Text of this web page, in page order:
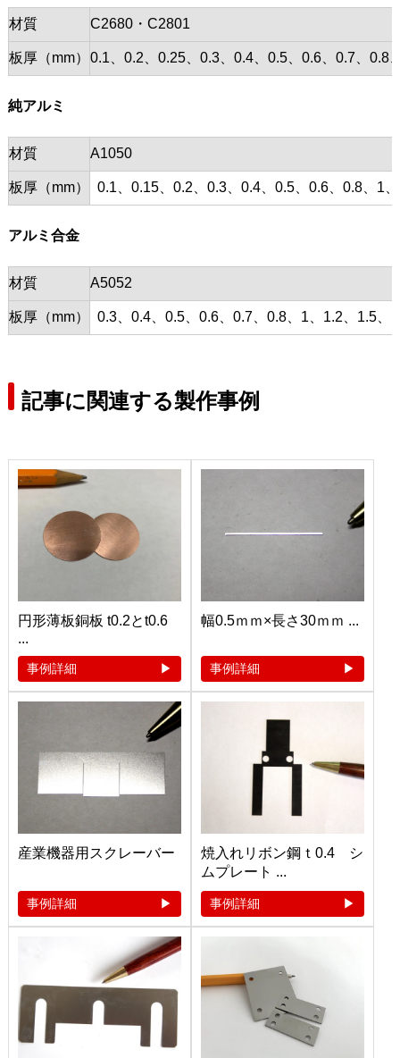
材質 C2680・C2801
板厚（mm） 0.1、0.2、0.25、0.3、0.4、0.5、0.6、0.7、0.8
純アルミ
材質 A1050
板厚（mm） 0.1、0.15、0.2、0.3、0.4、0.5、0.6、0.8、1
アルミ合金
材質 A5052
板厚（mm） 0.3、0.4、0.5、0.6、0.7、0.8、1、1.2、1.5、
記事に関連する製作事例
円形薄板銅板 t0.2とt0.6
...
事例詳細
幅0.5ｍｍ×長さ30ｍｍ ...
事例詳細
産業機器用スクレーバー
事例詳細
焼入れリボン鋼ｔ0.4 シ
ムプレート ...
事例詳細